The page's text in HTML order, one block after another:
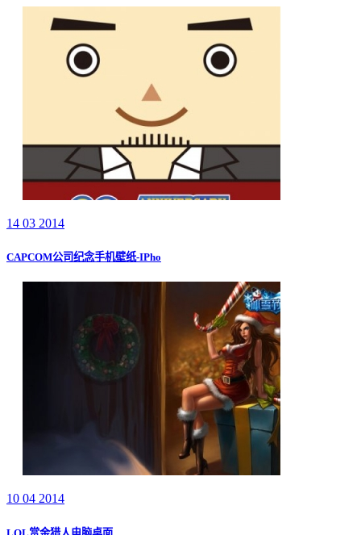
14 03 2014
CAPCOM公司纪念手机壁纸-IPho
10 04 2014